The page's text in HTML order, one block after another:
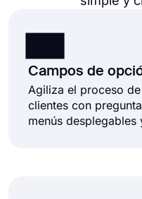
Campos de
Agiliza el proceso
clientes con
menús